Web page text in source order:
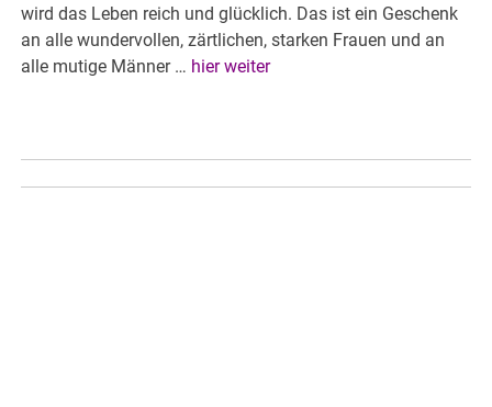
wird das Leben reich und glücklich. Das ist ein Geschenk
an alle wundervollen, zärtlichen, starken Frauen und an
alle mutige Männer … hier weiter